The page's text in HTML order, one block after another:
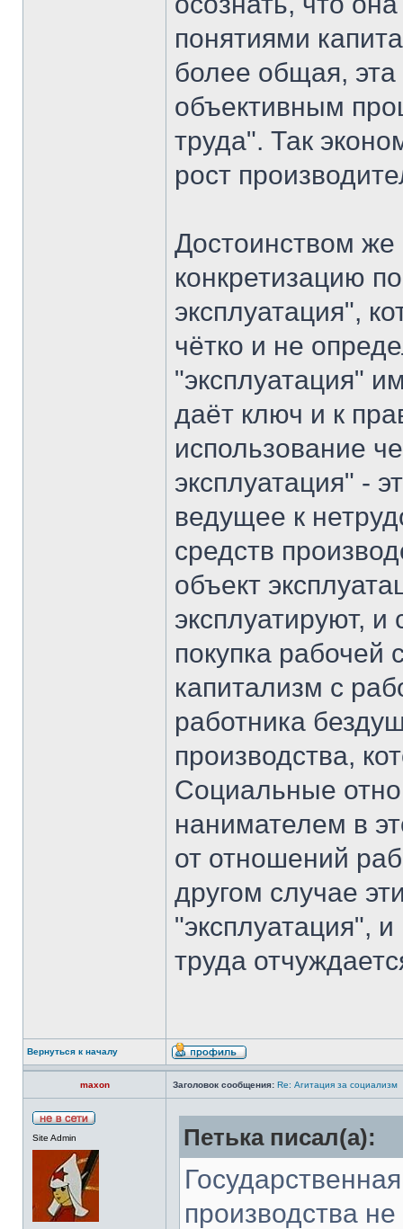
понятиями
более общая,
объективным
труда". Так
рост
Достоинством
конкретизацию
эксплуатация",
чётко и не
"эксплуатация"
даёт ключ и к
использование
эксплуатация" -
ведущее к
средств
объект
эксплуатируют,
покупка рабочей
капитализм с
работника
производства,
Социальные
нанимателем в
от отношений
другом случае
"эксплуатация",
труда
Вернуться к началу
maxon Заголовок сообщения: Re: Агитация за социализм
Site Admin Петька писал(а):
производства